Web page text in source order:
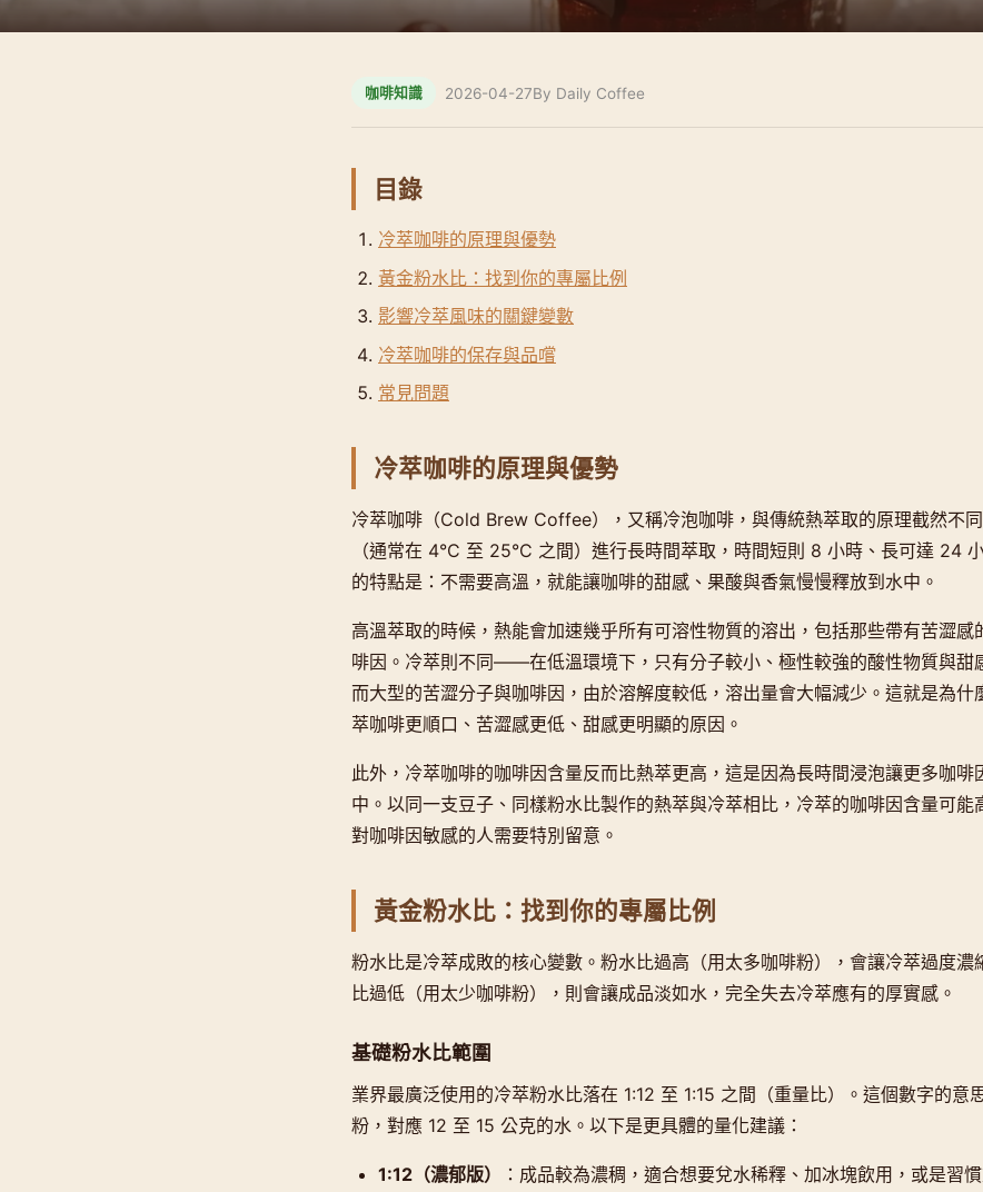
咖啡知識 2026-04-27By Daily Coffee
目錄
冷萃咖啡的原理與優勢
黃金粉水比：找到你的專屬比例
影響冷萃風味的關鍵變數
冷萃咖啡的保存與品嚐
常見問題
冷萃咖啡的原理與優勢
冷萃咖啡（Cold Brew Coffee），又稱冷泡咖啡，與傳統熱萃取的原理截然不
（通常在 4°C 至 25°C 之間）進行長時間萃取，時間短則 8 小時、長可達 24
的特點是：不需要高溫，就能讓咖啡的甜感、果酸與香氣慢慢釋放到水中。
高溫萃取的時候，熱能會加速幾乎所有可溶性物質的溶出，包括那些帶有苦澀感
啡因。冷萃則不同——在低溫環境下，只有分子較小、極性較強的酸性物質與甜
而大型的苦澀分子與咖啡因，由於溶解度較低，溶出量會大幅減少。這就是為什
萃咖啡更順口、苦澀感更低、甜感更明顯的原因。
此外，冷萃咖啡的咖啡因含量反而比熱萃更高，這是因為長時間浸泡讓更多咖啡
中。以同一支豆子、同樣粉水比製作的熱萃與冷萃相比，冷萃的咖啡因含量可能
對咖啡因敏感的人需要特別留意。
黃金粉水比：找到你的專屬比例
粉水比是冷萃成敗的核心變數。粉水比過高（用太多咖啡粉），會讓冷萃過度濃
比過低（用太少咖啡粉），則會讓成品淡如水，完全失去冷萃應有的厚實感。
基礎粉水比範圍
業界最廣泛使用的冷萃粉水比落在 1:12 至 1:15 之間（重量比）。這個數字的意
粉，對應 12 至 15 公克的水。以下是更具體的量化建議：
1:12（濃郁版）
：成品較為濃稠，適合想要兌水稀釋、加冰塊飲用，或是習